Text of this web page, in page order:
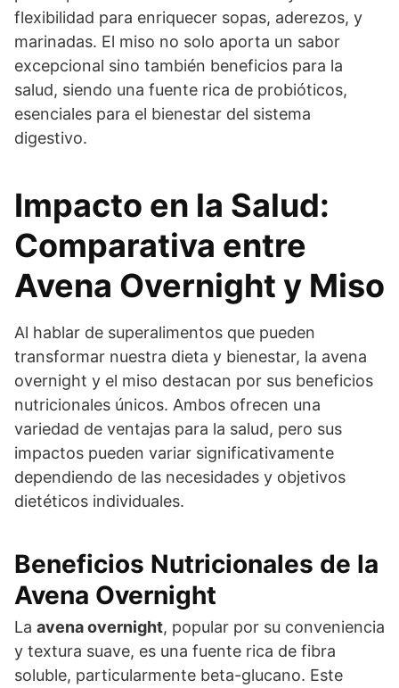
flexibilidad para enriquecer sopas, aderezos, y
marinadas. El miso no solo aporta un sabor
excepcional sino también beneficios para la
salud, siendo una fuente rica de probióticos,
esenciales para el bienestar del sistema
digestivo.
Impacto en la Salud:
Comparativa entre
Avena Overnight y Miso
Al hablar de superalimentos que pueden
transformar nuestra dieta y bienestar, la avena
overnight y el miso destacan por sus beneficios
nutricionales únicos. Ambos ofrecen una
variedad de ventajas para la salud, pero sus
impactos pueden variar significativamente
dependiendo de las necesidades y objetivos
dietéticos individuales.
Beneficios Nutricionales de la
Avena Overnight
La avena overnight, popular por su conveniencia
y textura suave, es una fuente rica de fibra
soluble, particularmente beta-glucano. Este